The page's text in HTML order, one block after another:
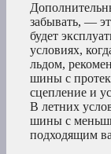
забывать, —
будет
условиях,
льдом,
шины с
сцепление и
В летних
шины с
подходящим